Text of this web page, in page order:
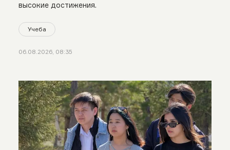
высокие достижения.
Учеба
06.08.2026, 08:35